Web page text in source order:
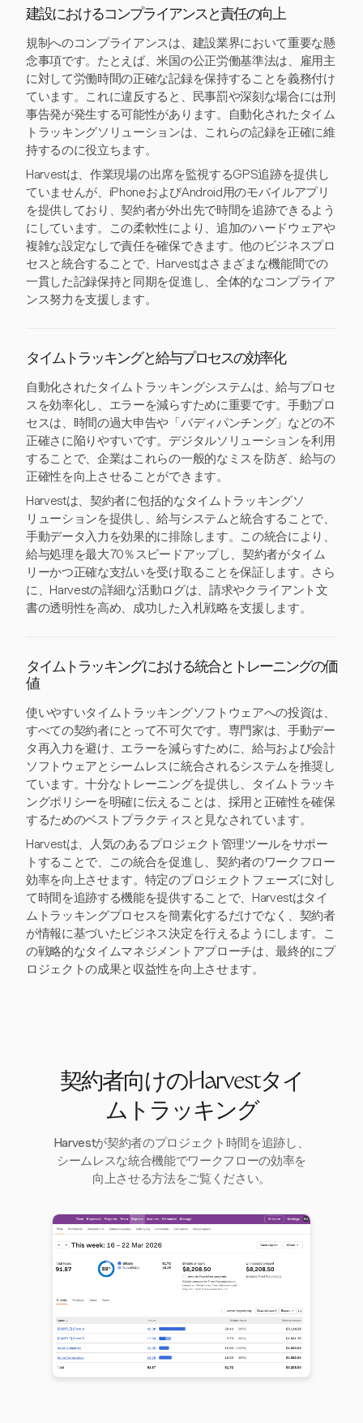
建設におけるコンプライアンスと責任の向上
規制へのコンプライアンスは、建設業界において重要な懸
念事項です。たとえば、米国の公正労働基準法は、雇用主
に対して労働時間の正確な記録を保持することを義務付け
ています。これに違反すると、民事罰や深刻な場合には刑
事告発が発生する可能性があります。自動化されたタイム
トラッキングソリューションは、これらの記録を正確に維
持するのに役立ちます。
Harvestは、作業現場の出席を監視するGPS追跡を提供し
ていませんが、iPhoneおよびAndroid用のモバイルアプリ
を提供しており、契約者が外出先で時間を追跡できるよう
にしています。この柔軟性により、追加のハードウェアや
複雑な設定なしで責任を確保できます。他のビジネスプロ
セスと統合することで、Harvestはさまざまな機能間での
一貫した記録保持と同期を促進し、全体的なコンプライア
ンス努力を支援します。
タイムトラッキングと給与プロセスの効率化
自動化されたタイムトラッキングシステムは、給与プロセ
スを効率化し、エラーを減らすために重要です。手動プロ
セスは、時間の過大申告や「バディパンチング」などの不
正確さに陥りやすいです。デジタルソリューションを利用
することで、企業はこれらの一般的なミスを防ぎ、給与の
正確性を向上させることができます。
Harvestは、契約者に包括的なタイムトラッキングソ
リューションを提供し、給与システムと統合することで、
手動データ入力を効果的に排除します。この統合により、
給与処理を最大70％スピードアップし、契約者がタイム
リーかつ正確な支払いを受け取ることを保証します。さら
に、Harvestの詳細な活動ログは、請求やクライアント文
書の透明性を高め、成功した入札戦略を支援します。
タイムトラッキングにおける統合とトレーニングの価
値
使いやすいタイムトラッキングソフトウェアへの投資は、
すべての契約者にとって不可欠です。専門家は、手動デー
タ再入力を避け、エラーを減らすために、給与および会計
ソフトウェアとシームレスに統合されるシステムを推奨し
ています。十分なトレーニングを提供し、タイムトラッキ
ングポリシーを明確に伝えることは、採用と正確性を確保
するためのベストプラクティスと見なされています。
Harvestは、人気のあるプロジェクト管理ツールをサポー
トすることで、この統合を促進し、契約者のワークフロー
効率を向上させます。特定のプロジェクトフェーズに対し
て時間を追跡する機能を提供することで、Harvestはタイ
ムトラッキングプロセスを簡素化するだけでなく、契約者
が情報に基づいたビジネス決定を行えるようにします。こ
の戦略的なタイムマネジメントアプローチは、最終的にプ
ロジェクトの成果と収益性を向上させます。
契約者向けのHarvestタイ
ムトラッキング
Harvestが契約者のプロジェクト時間を追跡し、
シームレスな統合機能でワークフローの効率を
向上させる方法をご覧ください。